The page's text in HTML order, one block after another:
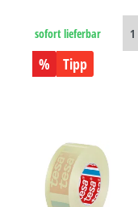
sofort lieferbar
%
Tipp